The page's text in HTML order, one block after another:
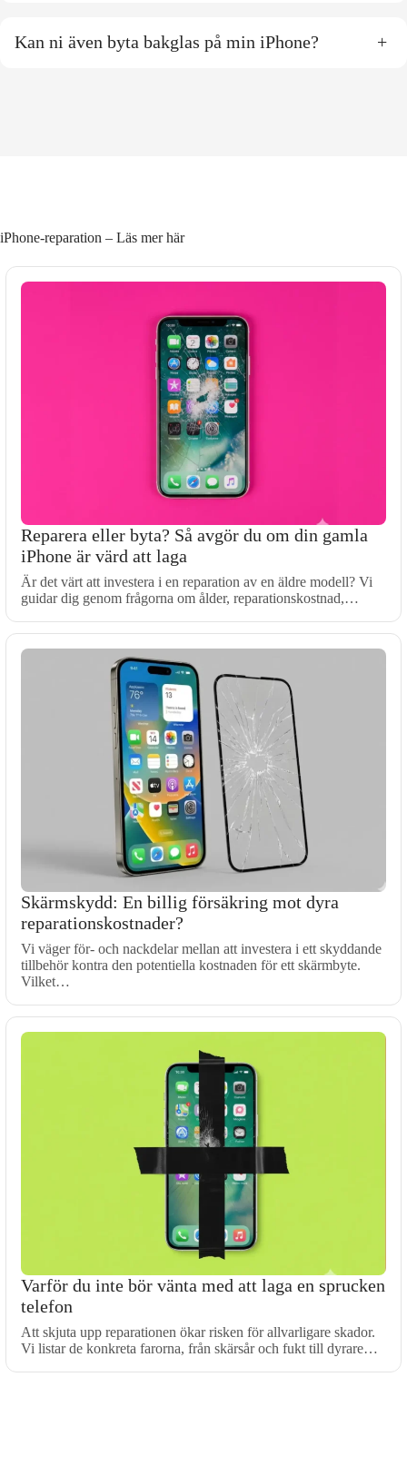
Kan ni även byta bakglas på min iPhone? +
iPhone-reparation – Läs mer här
Reparera eller byta? Så avgör du om din gamla
iPhone är värd att laga
Är det värt att investera i en reparation av en äldre modell? Vi
guidar dig genom frågorna om ålder, reparationskostnad,…
Skärmskydd: En billig försäkring mot dyra
reparationskostnader?
Vi väger för- och nackdelar mellan att investera i ett skyddande
tillbehör kontra den potentiella kostnaden för ett skärmbyte.
Vilket…
Varför du inte bör vänta med att laga en sprucken
telefon
Att skjuta upp reparationen ökar risken för allvarligare skador.
Vi listar de konkreta farorna, från skärsår och fukt till dyrare…